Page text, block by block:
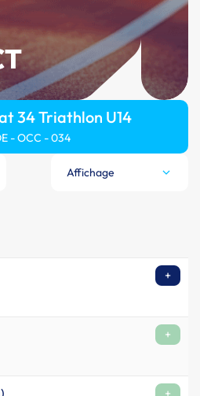
34 Triathlon U14
- OCC - 034
Affichage
+
+